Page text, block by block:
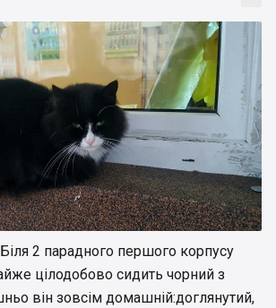
2 парадного першого корпусу
цілодобово сидить чорний з
він зовсім домашній:доглянутий,